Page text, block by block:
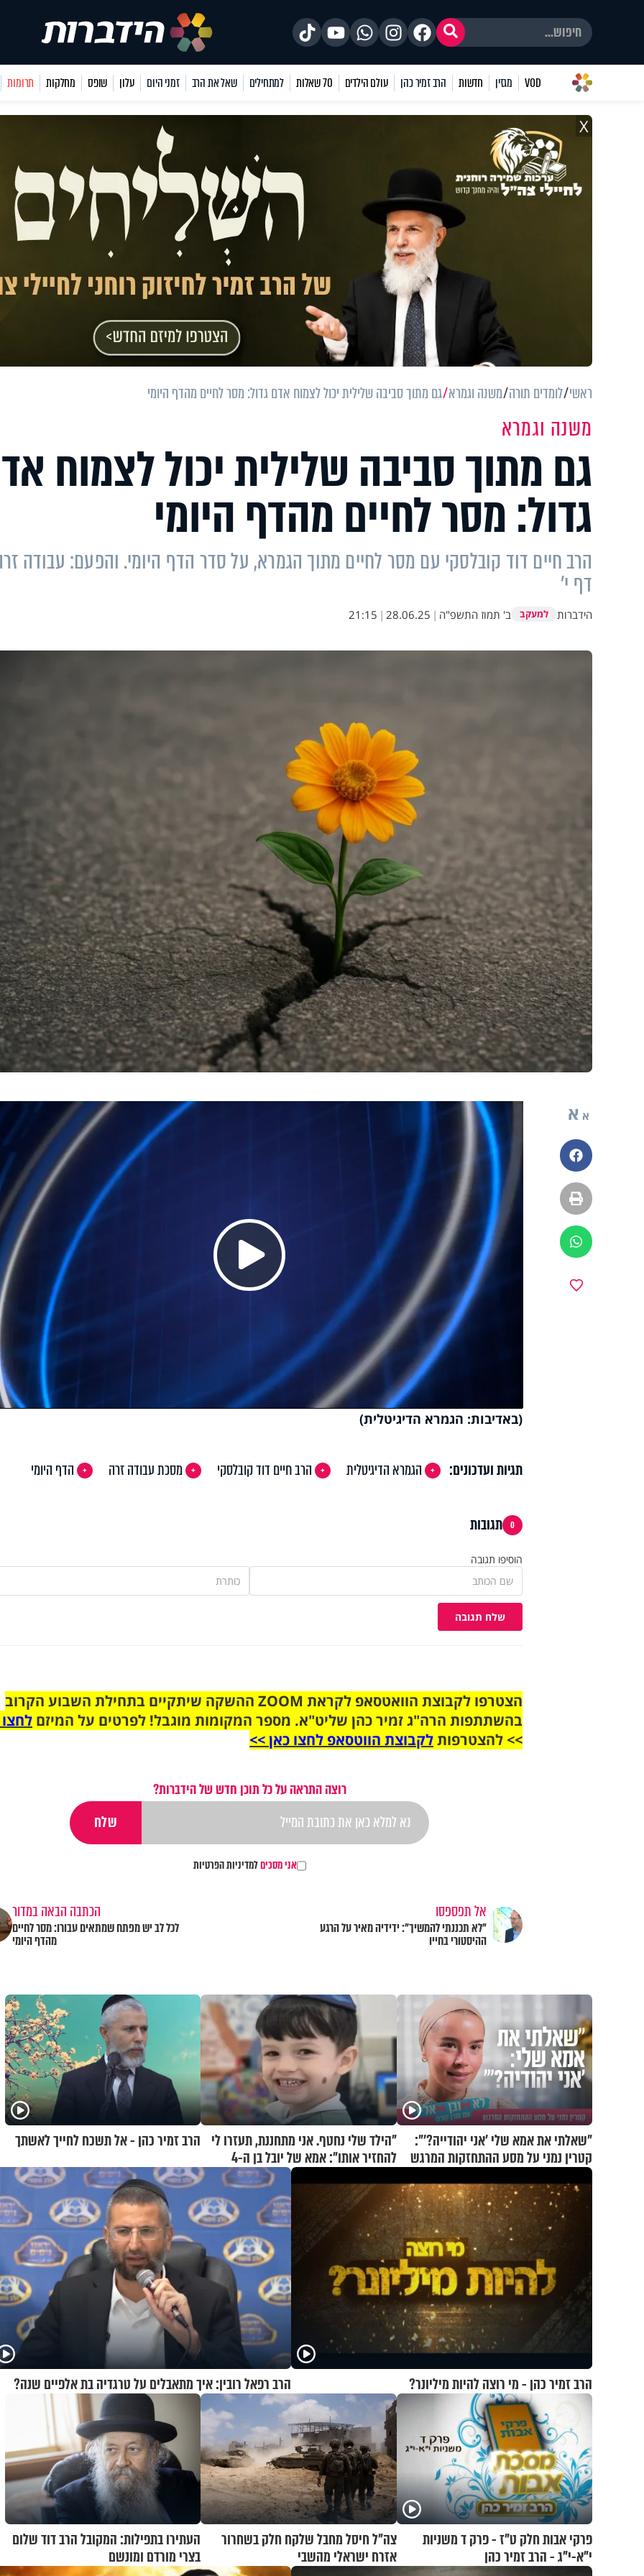
VOD מגזין חדשות הרב זמיר כהן עולם הילדים 70 שאלות למתחילים שאל את הרב זמני היום עלון שופס מחלקות תרומות
X
ראשי לומדים תורה משנה וגמרא גם מתוך סביבה שלילית יכול לצמוח אדם גדול: מסר לחיים מהדף היומי
משנה וגמרא
גם מתוך סביבה שלילית יכול לצמוח
גדול: מסר לחיים מהדף היומי
הרב חיים דוד קובלסקי עם מסר לחיים מתוך הגמרא, על סדר הדף היומי. והפעם: עבודה
דף י'
הידברות למעקב ב' תמוז התשפ"ה |
28.06.25
|
21:15
א א
פייסבוק
הדפסה
ווטסאפ
Play
Video
(באדיבות: הגמרא הדיגיטלית)
תגיות ועדכונים: הגמרא הדיגיטלית הרב חיים דוד קובלסקי מסכת עבודה זרה הדף היומי
0 תגובות
הוסיפו תגובה
שלח תגובה
הצטרפו לקבוצת הוואטסאפ לקראת ZOOM ההשקה שיתקיים בתחילת השבוע הקרוב
בהשתתפות הרה"ג זמיר כהן שליט"א. מספר המקומות מוגבל! לפרטים על המיזם
>> להצטרפותלקבוצת הווטסאפ לחצו כאן >>
רוצה התראה על כל תוכן חדש של הידברות?
אני מסכיםלמדיניות הפרטיות
אל תפספסו
"לא תכננתי להמשיך": ידידיה מאיר על הרגע
ההיסטורי בחייו
הכתבה הבאה במדור
לכל לב יש מפתח שמתאים עבורו: מסר לחיים
מהדף היומי
"שאלתי את אמא שלי 'אני יהודייה?'":
קטרין נמני על מסע ההתחזקות המרגש
"הילד שלי נחטף. אני מתחננת, תעזרו לי
להחזיר אותו": אמא של יובל בן ה-4
הרב זמיר כהן - אל תשכח לחייך לאשתך
הרב זמיר כהן - מי רוצה להיות מיליונר? הרב רפאל רובין: איך מתאבלים על טרגדיה בת אלפיים שנה?
פרקי אבות חלק ט"ז - פרק ד משניות
י"א-י"ג - הרב זמיר כהן
צה"ל חיסל מחבל שלקח חלק בשחרור
אזרח ישראלי מהשבי
העתירו בתפילות: המקובל הרב דוד שלום
בצרי מורדם ומונשם